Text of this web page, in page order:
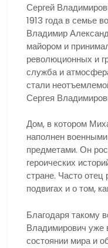
Сергей
1913 года в семье
Владимир
майором и
революционных и
служба и
стали
Сергея
Дом, в котором
наполнен
предметами. Он
героических
стране. Часто
подвигах и о том,
Благодаря такому
Владимирович уже
состоянии мира и